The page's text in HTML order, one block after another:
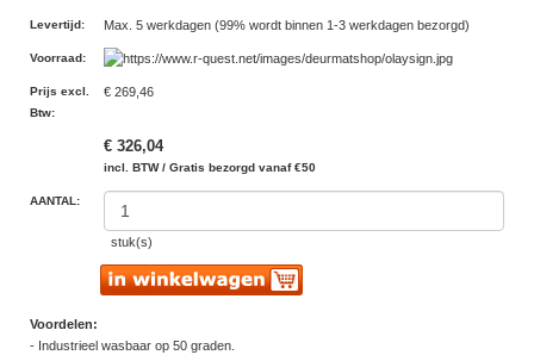
Levertijd : Max. 5 werkdagen (99% wordt binnen 1-3 werkdagen bezorgd)
Voorraad :
Prijs excl.
Btw:
€ 269,46
€ 326,04
incl. BTW / Gratis bezorgd vanaf €50
AANTAL:
stuk(s)
Voordelen:
- Industrieel wasbaar op 50 graden.